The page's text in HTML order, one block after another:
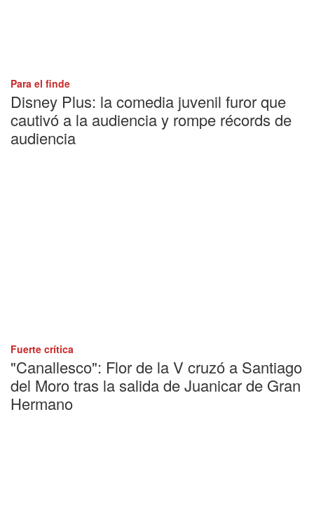
Para el finde
Disney Plus: la comedia juvenil furor que
cautivó a la audiencia y rompe récords de
audiencia
Fuerte crítica
"Canallesco": Flor de la V cruzó a Santiago
del Moro tras la salida de Juanicar de Gran
Hermano